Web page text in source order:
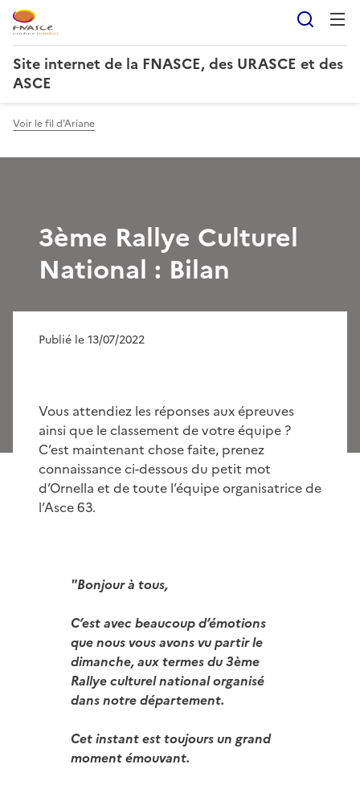
Site internet de la FNASCE, des URASCE et des
ASCE
Voir le fil d'Ariane
3ème Rallye Culturel
National : Bilan
Publié le 13/07/2022
Vous attendiez les réponses aux épreuves
ainsi que le classement de votre équipe ?
C’est maintenant chose faite, prenez
connaissance ci-dessous du petit mot
d’Ornella et de toute l’équipe organisatrice de
l’Asce 63.
"Bonjour à tous,
C’est avec beaucoup d’émotions
que nous vous avons vu partir le
dimanche, aux termes du 3ème
Rallye culturel national organisé
dans notre département.
Cet instant est toujours un grand
moment émouvant.